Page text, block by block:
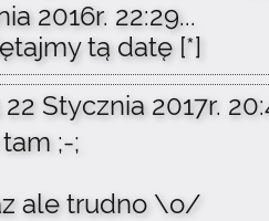
2016r. 22:29...
tą datę [*]
22 Stycznia 2017r.
;-;
ale trudno \o/